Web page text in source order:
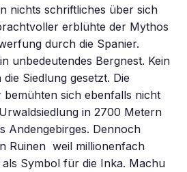
nichts schriftliches über sich
erblühte der Mythos
durch die Spanier.
unbedeutendes Bergnest. Kein
Siedlung gesetzt. Die
sich ebenfalls nicht
in 2700 Metern
Andengebirges. Dennoch
Ruinen  weil millionenfach
als Symbol für die Inka. Machu